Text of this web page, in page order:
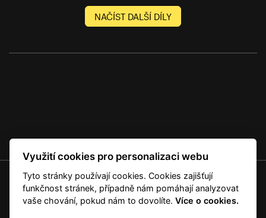
NAČÍST DALŠÍ DÍLY
© 2001 — 2026 Copyright CMI News a dodavatelé obsahu. |
Využití cookies pro personalizaci webu
Tyto stránky používají cookies. Cookies zajišťují
funkčnost stránek, případně nám pomáhají analyzovat
vaše chování, pokud nám to dovolíte.Více o cookies.